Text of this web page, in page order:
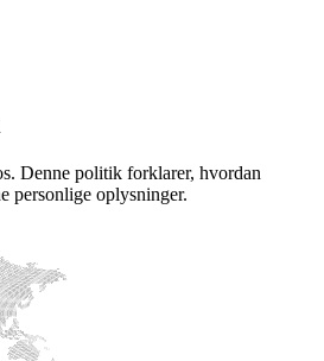
Denne politik forklarer, hvordan
personlige oplysninger.